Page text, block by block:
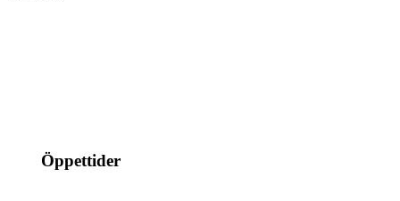
Öppettider